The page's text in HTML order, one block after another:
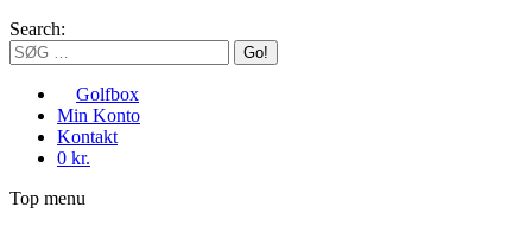
Search:
Golfbox
Min Konto
Kontakt
0 kr.
Top menu